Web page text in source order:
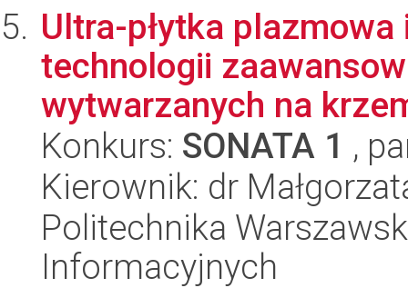
Ultra-płytka
technologii
wytwarzanych na
Konkurs: SONATA 1 ,
Kierownik: dr
Politechnika
Informacyjnych